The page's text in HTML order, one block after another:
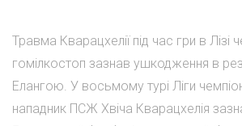
Травма Кварацхелії під час гри в Лізі
гомілкостоп зазнав ушкодження в
Елангою. У восьмому турі Ліги
нападник ПСЖ Хвіча Кварацхелія